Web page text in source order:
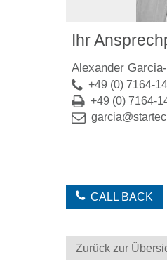
Ihr
Alexander
+49 (0) 7164-
+49 (0) 7164-
CALL BACK
Zurück zur